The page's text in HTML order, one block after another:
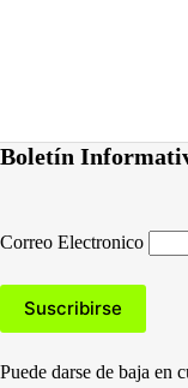
Boletín
Correo Electronico
Puede darse de baja en